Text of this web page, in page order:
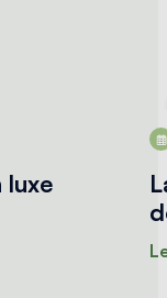
luxe